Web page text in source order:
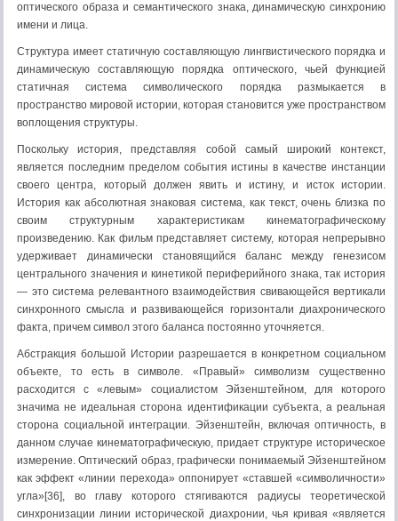
оптического образа и семантического знака, динамическую синхронию
имени и лица.
Структура имеет статичную составляющую лингвистического порядка и
динамическую составляющую порядка оптического, чьей функцией
статичная система символического порядка размыкается в
пространство мировой истории, которая становится уже пространством
воплощения структуры.
Поскольку история, представляя собой самый широкий контекст,
является последним пределом события истины в качестве инстанции
своего центра, который должен явить и истину, и исток истории.
История как абсолютная знаковая система, как текст, очень близка по
своим структурным характеристикам кинематографическому
произведению. Как фильм представляет систему, которая непрерывно
удерживает динамически становящийся баланс между генезисом
центрального значения и кинетикой периферийного знака, так история
— это система релевантного взаимодействия свивающейся вертикали
синхронного смысла и развивающейся горизонтали диахронического
факта, причем символ этого баланса постоянно уточняется.
Абстракция большой Истории разрешается в конкретном социальном
объекте, то есть в символе. «Правый» символизм существенно
расходится с «левым» социалистом Эйзенштейном, для которого
значима не идеальная сторона идентификации субъекта, а реальная
сторона социальной интеграции. Эйзенштейн, включая оптичность, в
данном случае кинематографическую, придает структуре историческое
измерение. Оптический образ, графически понимаемый Эйзенштейном
как эффект «линии перехода» оппонирует «ставшей «символичности»
угла»[36], во главу которого стягиваются радиусы теоретической
синхронизации линии исторической диахронии, чья кривая «является